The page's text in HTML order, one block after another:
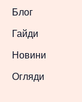
Блог
Гайди
Новини
Огляди